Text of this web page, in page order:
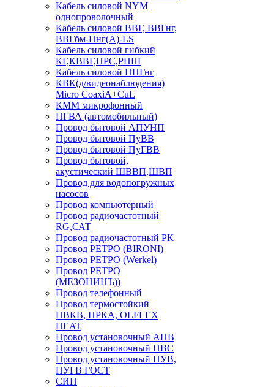
Кабель силовой NYM
однопроволочный
Кабель силовой ВВГ, ВВГнг,
ВВГбм-Пнг(А)-LS
Кабель силовой гибкий
КГ,КВВГ,ПРС,РПШ
Кабель силовой ППГнг
КВК(д/видеонаблюдения)
Micro CoaxiA+CuL
КММ микрофонный
ПГВА (автомобильный)
Провод бытовой АПУНП
Провод бытовой ПуВВ
Провод бытовой ПуГВВ
Провод бытовой,
акустический ШВВП,ШВП
Провод для водопогружных
насосов
Провод компьютерный
Провод радиочастотный
RG,САТ
Провод радиочастотный РК
Провод РЕТРО (BIRONI)
Провод РЕТРО (Werkel)
Провод РЕТРО
(МЕЗОНИНЪ))
Провод телефонный
Провод термостойкий
ПВКВ, ПРКА, OLFLEX
HEAT
Провод установочный АПВ
Провод установочный ПВС
Провод установочный ПУВ,
ПУГВ ГОСТ
СИП